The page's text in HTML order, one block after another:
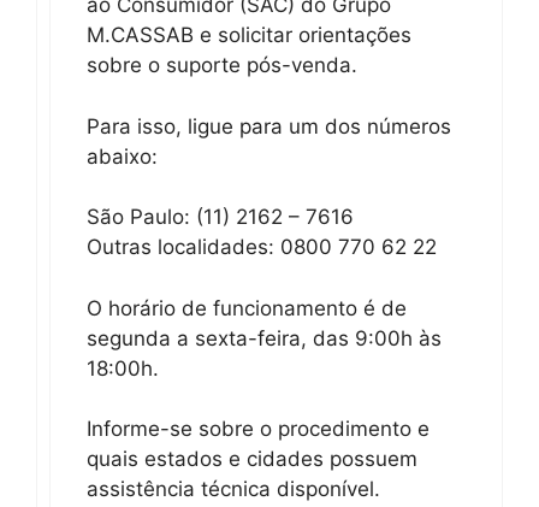
ao Consumidor (SAC) do Grupo
M.CASSAB e solicitar orientações
sobre o suporte pós-venda.
Para isso, ligue para um dos números
abaixo:
São Paulo: (11) 2162 – 7616
Outras localidades: 0800 770 62 22
O horário de funcionamento é de
segunda a sexta-feira, das 9:00h às
18:00h.
Informe-se sobre o procedimento e
quais estados e cidades possuem
assistência técnica disponível.